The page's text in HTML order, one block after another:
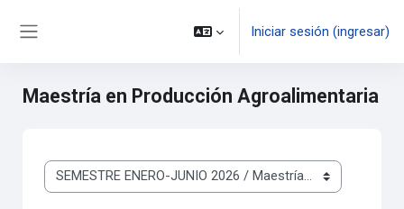
Iniciar sesión (ingresar)
Maestría en Producción Agroalimentaria
Categorías